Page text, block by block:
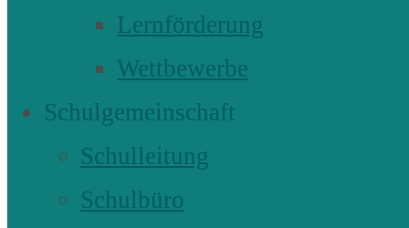
Lernförderung
Wettbewerbe
Schulgemeinschaft
Schulleitung
Schulbüro